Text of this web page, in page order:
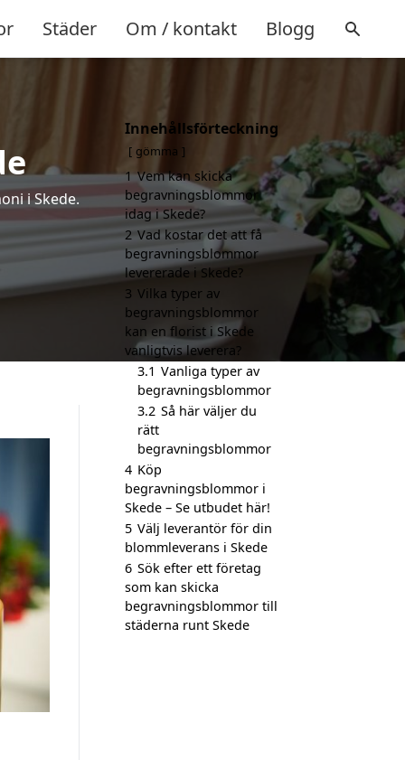
Städer Om / kontakt Blogg
i Skede.
Innehållsförteckning
gömma
1 Vem kan skicka
begravningsblommor
idag i Skede?
2 Vad kostar det att få
begravningsblommor
levererade i Skede?
3 Vilka typer av
begravningsblommor
kan en florist i Skede
vanligtvis leverera?
3.1 Vanliga typer av
begravningsblommor
3.2 Så här väljer du
rätt
begravningsblommor
4 Köp
begravningsblommor i
Skede – Se utbudet här!
5 Välj leverantör för din
blommleverans i Skede
6 Sök efter ett företag
som kan skicka
begravningsblommor till
städerna runt Skede